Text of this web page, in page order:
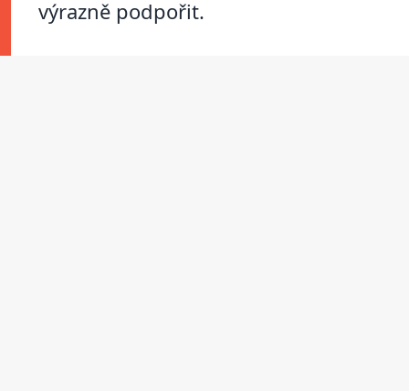
výrazně podpořit.